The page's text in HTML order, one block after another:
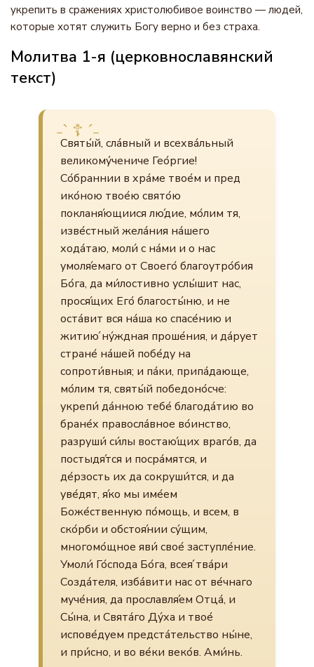
укрепить в сражениях христолюбивое воинство — людей,
которые хотят служить Богу верно и без страха.
Молитва 1-я (церковнославянский
текст)
Святы́й, сла́вный и всехва́льный
великому́чениче Гео́ргие!
Со́браннии в хра́ме твое́м и пред
ико́ною твое́ю свято́ю
покланя́ющиися лю́дие, мо́лим тя,
изве́стный жела́ния на́шего
хода́таю, моли́ с на́ми и о нас
умоля́емаго от Своего́ благоутро́бия
Бо́га, да ми́лостивно услы́шит нас,
прося́щих Его́ благосты́ню, и не
оста́вит вся на́ша ко спасе́нию и
житию́ ну́ждная проше́ния, и да́рует
стране́ на́шей побе́ду на
сопроти́вныя; и па́ки, припа́дающе,
мо́лим тя, святы́й победоно́сче:
укрепи́ да́нною тебе́ благода́тию во
бране́х правосла́вное во́инство,
разруши́ си́лы востаю́щих враго́в, да
постыдя́тся и посра́мятся, и
де́рзость их да сокруши́тся, и да
уве́дят, я́ко мы име́ем
Боже́ственную по́мощь, и всем, в
ско́рби и обстоя́нии су́щим,
многомо́щное яви́ свое́ заступле́ние.
Умоли́ Го́спода Бо́га, всея́ тва́ри
Созда́теля, изба́вити нас от ве́чнаго
муче́ния, да прославля́ем Отца́, и
Сы́на, и Свята́го Ду́ха и твое́
испове́дуем предста́тельство ны́не,
и при́сно, и во ве́ки веко́в. Ами́нь.